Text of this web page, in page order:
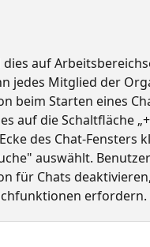
dies auf
jedes Mitglied der
beim Starten eines
auf die Schaltfläche
des Chat-Fensters
auswählt.
für Chats
erfordern.